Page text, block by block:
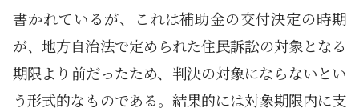
書かれているが、これは補助金の交付決定の時期
が、地方自治法で定められた住民訴訟の対象となる
期限より前だったため、判決の対象にならないとい
う形式的なものである。結果的には対象期限内に支